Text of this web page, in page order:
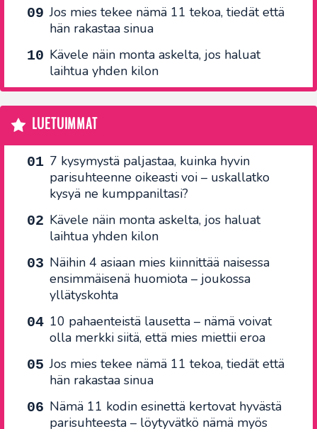
Jos mies tekee nämä 11 tekoa, tiedät että
hän rakastaa sinua
Kävele näin monta askelta, jos haluat
laihtua yhden kilon
LUETUIMMAT
7 kysymystä paljastaa, kuinka hyvin
parisuhteenne oikeasti voi – uskallatko
kysyä ne kumppaniltasi?
Kävele näin monta askelta, jos haluat
laihtua yhden kilon
Näihin 4 asiaan mies kiinnittää naisessa
ensimmäisenä huomiota – joukossa
yllätyskohta
10 pahaenteistä lausetta – nämä voivat
olla merkki siitä, että mies miettii eroa
Jos mies tekee nämä 11 tekoa, tiedät että
hän rakastaa sinua
Nämä 11 kodin esinettä kertovat hyvästä
parisuhteesta – löytyvätkö nämä myös